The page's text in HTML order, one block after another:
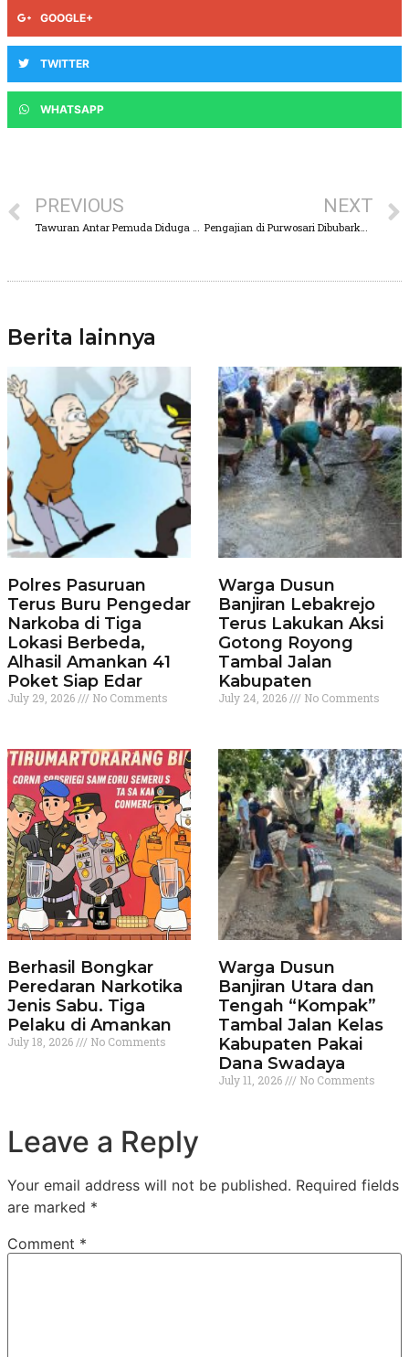
GOOGLE+
TWITTER
WHATSAPP
PREVIOUS NEXT
Berita lainnya
Polres Pasuruan
Terus Buru Pengedar
Narkoba di Tiga
Lokasi Berbeda,
Alhasil Amankan 41
Poket Siap Edar
July 29, 2026 No Comments
Warga Dusun
Banjiran Lebakrejo
Terus Lakukan Aksi
Gotong Royong
Tambal Jalan
Kabupaten
July 24, 2026 No Comments
Berhasil Bongkar
Peredaran Narkotika
Jenis Sabu. Tiga
Pelaku di Amankan
July 18, 2026 No Comments
Warga Dusun
Banjiran Utara dan
Tengah “Kompak”
Tambal Jalan Kelas
Kabupaten Pakai
Dana Swadaya
July 11, 2026 No Comments
Leave a Reply
Your email address will not be published. Required fields
are marked *
Comment *